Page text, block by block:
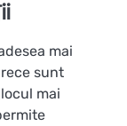
mai
sunt
mai